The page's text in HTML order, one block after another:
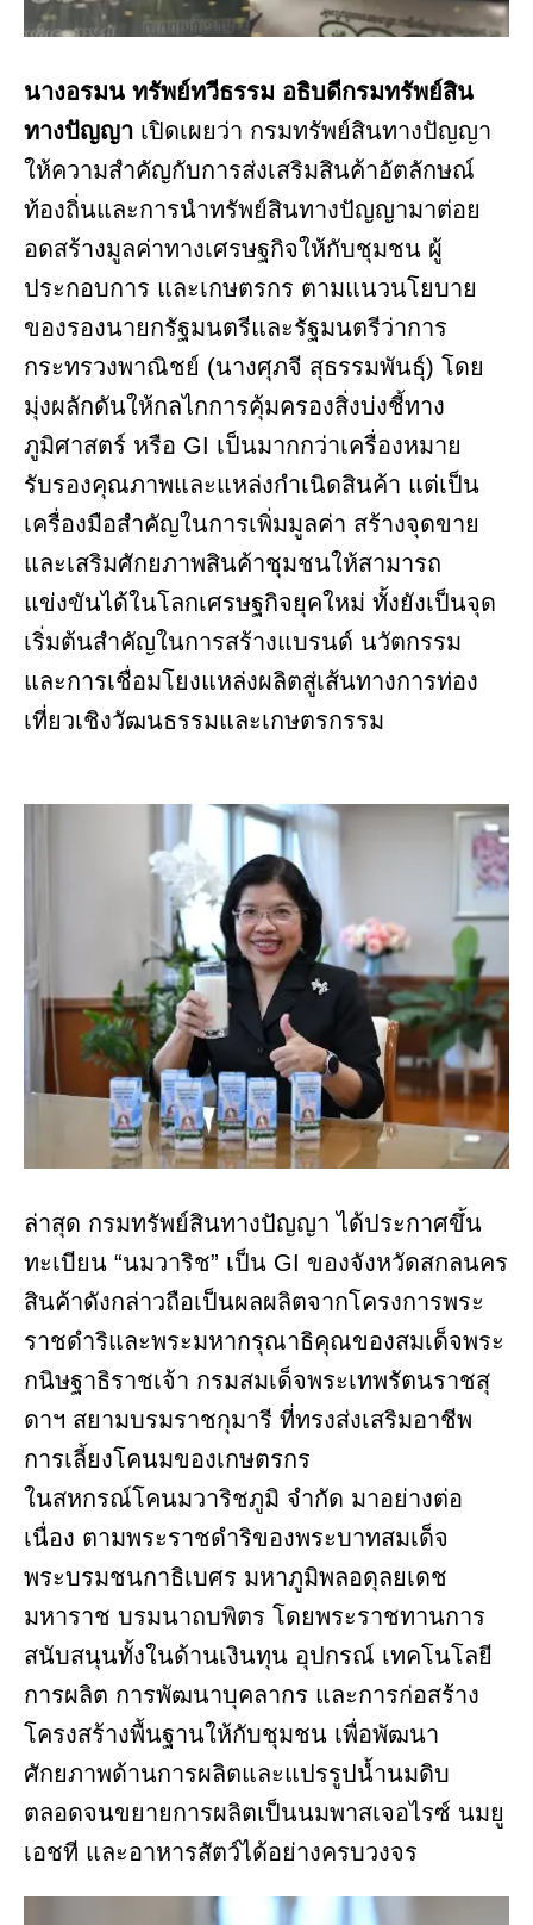
นางอรมน ทรัพย์ทวีธรรม อธิบดีกรมทรัพย์สิน
ทางปัญญา เปิดเผยว่า กรมทรัพย์สินทางปัญญา
ให้ความสำคัญกับการส่งเสริมสินค้าอัตลักษณ์
ท้องถิ่นและการนำทรัพย์สินทางปัญญามาต่อย
อดสร้างมูลค่าทางเศรษฐกิจให้กับชุมชน ผู้
ประกอบการ และเกษตรกร ตามแนวนโยบาย
ของรองนายกรัฐมนตรีและรัฐมนตรีว่าการ
กระทรวงพาณิชย์ (นางศุภจี สุธรรมพันธุ์) โดย
มุ่งผลักดันให้กลไกการคุ้มครองสิ่งบ่งชี้ทาง
ภูมิศาสตร์ หรือ GI เป็นมากกว่าเครื่องหมาย
รับรองคุณภาพและแหล่งกำเนิดสินค้า แต่เป็น
เครื่องมือสำคัญในการเพิ่มมูลค่า สร้างจุดขาย
และเสริมศักยภาพสินค้าชุมชนให้สามารถ
แข่งขันได้ในโลกเศรษฐกิจยุคใหม่ ทั้งยังเป็นจุด
เริ่มต้นสำคัญในการสร้างแบรนด์ นวัตกรรม
และการเชื่อมโยงแหล่งผลิตสู่เส้นทางการท่อง
เที่ยวเชิงวัฒนธรรมและเกษตรกรรม
ล่าสุด กรมทรัพย์สินทางปัญญา ได้ประกาศขึ้น
ทะเบียน “นมวาริช” เป็น GI ของจังหวัดสกลนคร
สินค้าดังกล่าวถือเป็นผลผลิตจากโครงการพระ
ราชดำริและพระมหากรุณาธิคุณของสมเด็จพระ
กนิษฐาธิราชเจ้า กรมสมเด็จพระเทพรัตนราชสุ
ดาฯ สยามบรมราชกุมารี ที่ทรงส่งเสริมอาชีพ
การเลี้ยงโคนมของเกษตรกร
ในสหกรณ์โคนมวาริชภูมิ จำกัด มาอย่างต่อ
เนื่อง ตามพระราชดำริของพระบาทสมเด็จ
พระบรมชนกาธิเบศร มหาภูมิพลอดุลยเดช
มหาราช บรมนาถบพิตร โดยพระราชทานการ
สนับสนุนทั้งในด้านเงินทุน อุปกรณ์ เทคโนโลยี
การผลิต การพัฒนาบุคลากร และการก่อสร้าง
โครงสร้างพื้นฐานให้กับชุมชน เพื่อพัฒนา
ศักยภาพด้านการผลิตและแปรรูปน้ำนมดิบ
ตลอดจนขยายการผลิตเป็นนมพาสเจอไรซ์ นมยู
เอชที และอาหารสัตว์ได้อย่างครบวงจร